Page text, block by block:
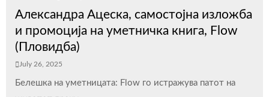
Александра Ацеска, самостојна изложба
и промоција на уметничка книга, Flow
(Пловидба)
July 26, 2025
Белешка на уметницата: Flow го истражува патот на